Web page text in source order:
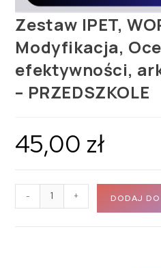
Zestaw IPET,
Modyfikacja,
efektywności,
– PRZEDSZKOLE
45,00 zł
- + DODAJ